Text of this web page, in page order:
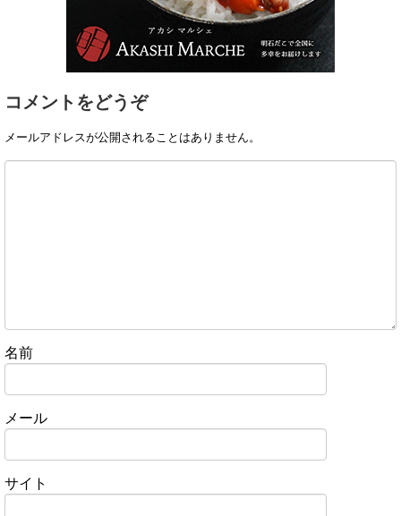
コメントをどうぞ
メールアドレスが公開されることはありません。
名前
メール
サイト